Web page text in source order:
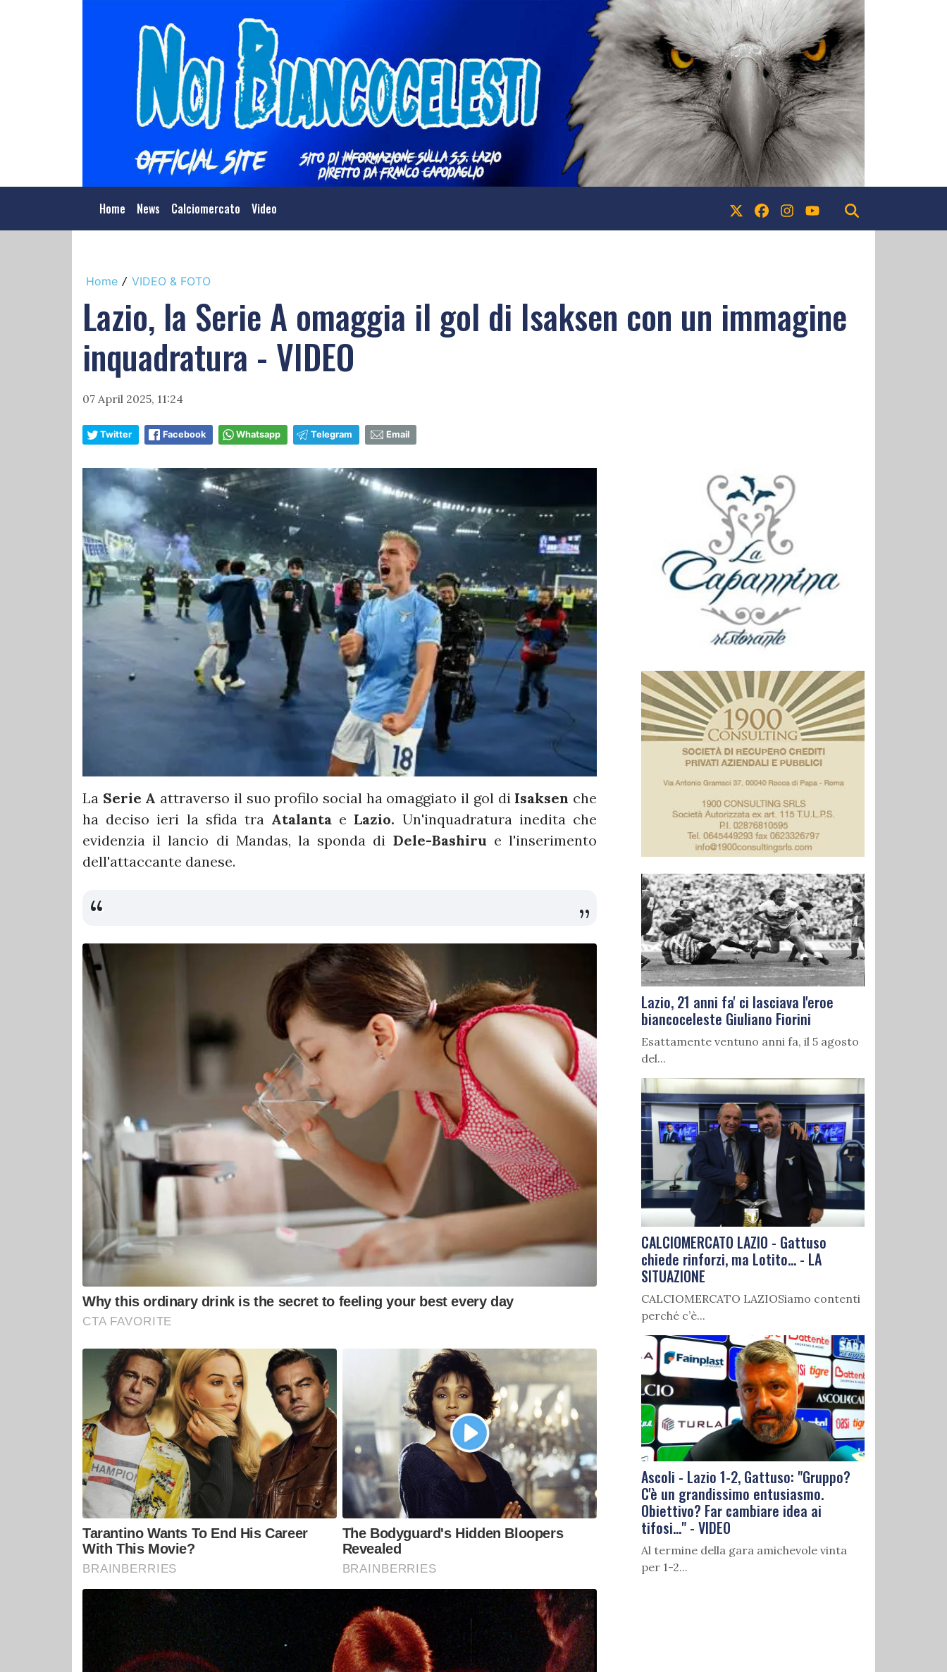
Home News Calciomercato Video
Home / VIDEO & FOTO
Lazio, la Serie A omaggia il gol di Isaksen con un immagine
inquadratura - VIDEO
07 April 2025, 11:24
Twitter Facebook Whatsapp Telegram Email
La Serie A attraverso il suo profilo social ha omaggiato il gol di Isaksen che
ha deciso ieri la sfida tra Atalanta e Lazio. Un'inquadratura inedita che
evidenzia il lancio di Mandas, la sponda di Dele-Bashiru e l'inserimento
dell'attaccante danese.
Lazio, 21 anni fa' ci lasciava l'eroe
biancoceleste Giuliano Fiorini
Esattamente ventuno anni fa, il 5 agosto
del...
CALCIOMERCATO LAZIO - Gattuso
chiede rinforzi, ma Lotito... - LA
SITUAZIONE
CALCIOMERCATO LAZIOSiamo contenti
perché c’è...
Ascoli - Lazio 1-2, Gattuso: "Gruppo?
C'è un grandissimo entusiasmo.
Obiettivo? Far cambiare idea ai
tifosi..." - VIDEO
Al termine della gara amichevole vinta
per 1-2...